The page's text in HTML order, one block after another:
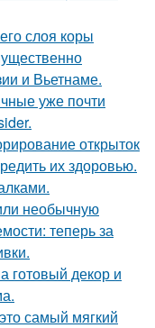
слоя коры
и Вьетнаме.
уже почти
открыток
их здоровью.
необычную
теперь за
готовый декор и
самый мягкий